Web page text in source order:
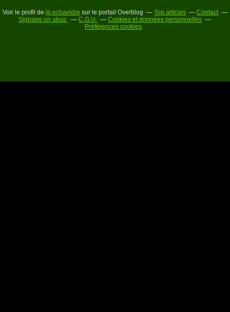
Voir le profil de jp echavidre sur le portail Overblog Top articles
Contact
Signaler un abus
C.G.U.
Cookies et données personnelles
Préférences cookies